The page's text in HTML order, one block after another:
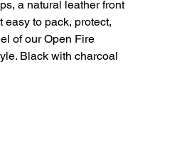
a natural leather front
to pack, protect,
of our Open Fire
Black with charcoal